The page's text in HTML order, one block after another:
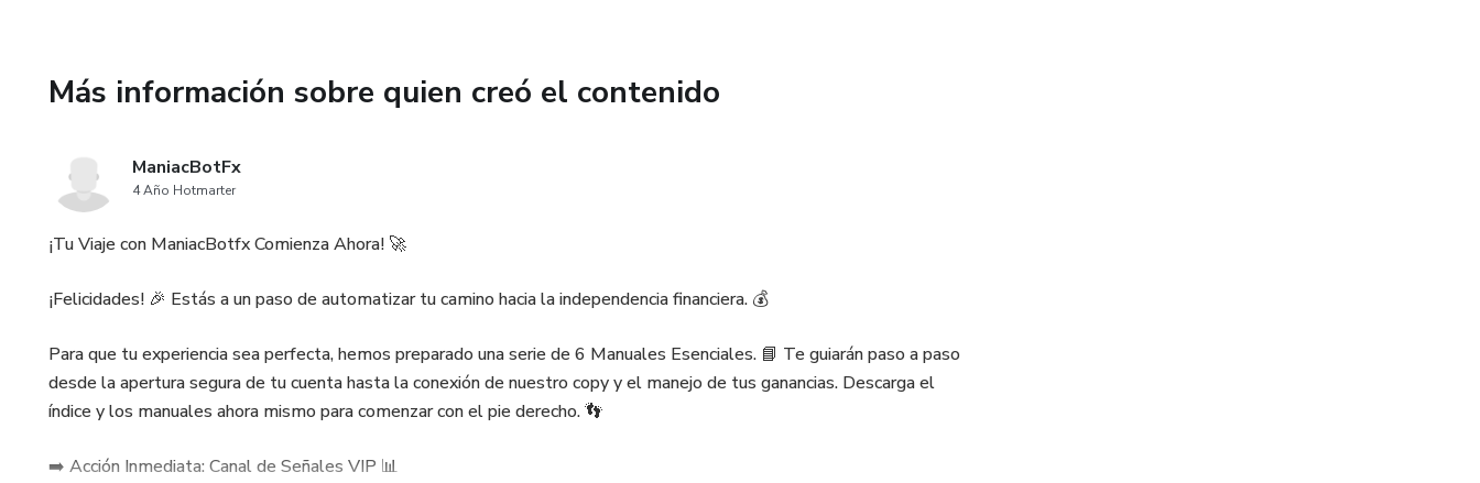
emergencia sólido y las tácticas para crearlo, brindándote paz mental ante cualquier
imprevisto.
activos, construyendo un legado para ti y los tuyos.
MAS UN BONO ESPECIAL!
Más información sobre quien creó el contenido
ManiacBotFx
4 Año Hotmarter
¡Tu Viaje con ManiacBotfx Comienza Ahora! 🚀
¡Felicidades! 🎉 Estás a un paso de automatizar tu camino hacia la independencia financiera. 💰
Para que tu experiencia sea perfecta, hemos preparado una serie de 6 Manuales Esenciales. 📘 Te guiarán paso a paso
desde la apertura segura de tu cuenta hasta la conexión de nuestro copy y el manejo de tus ganancias. Descarga el
índice y los manuales ahora mismo para comenzar con el pie derecho. 👣
➡️ Acción Inmediata: Canal de Señales VIP 📊